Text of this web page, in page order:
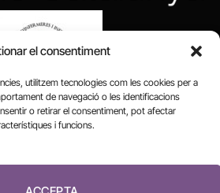
el consentiment
utilitzem tecnologies com les cookies per a
de navegació o les identificacions
o retirar el consentiment, pot afectar
i funcions.